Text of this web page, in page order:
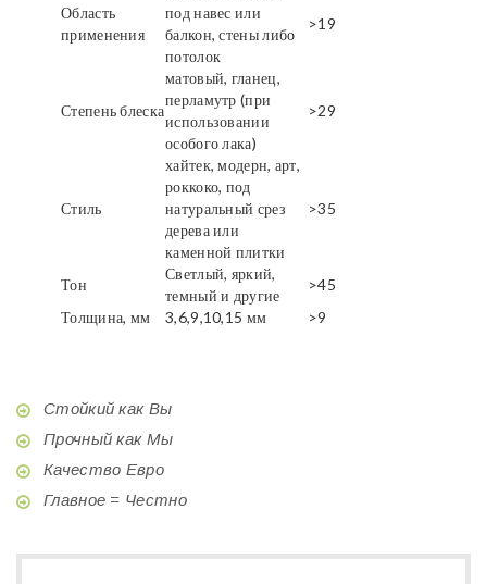
Область
применения
под навес или
балкон, стены либо
потолок
>19
Степень блеска
матовый, гланец,
перламутр (при
использовании
особого лака)
>29
Стиль
хайтек, модерн, арт,
роккоко, под
натуральный срез
дерева или
каменной плитки
>35
Тон
Светлый, яркий,
темный и другие
>45
Толщина, мм
3,6,9,10,15 мм >9
Стойкий как Вы
Прочный как Мы
Качество Евро
Главное = Честно